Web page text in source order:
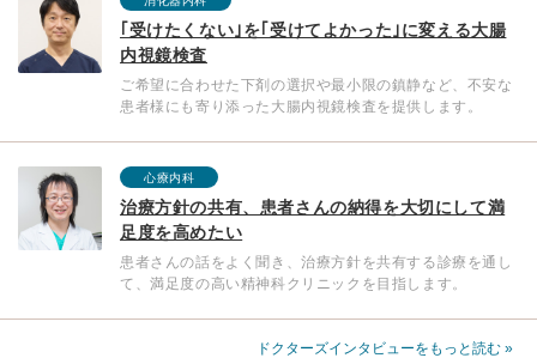
｢受けたくない｣を｢受けてよかった｣に変える大腸
内視鏡検査
ご希望に合わせた下剤の選択や最小限の鎮静など、不安な
患者様にも寄り添った大腸内視鏡検査を提供します。
心療内科
治療方針の共有、患者さんの納得を大切にして満
足度を高めたい
患者さんの話をよく聞き、治療方針を共有する診療を通し
て、満足度の高い精神科クリニックを目指します。
ドクターズインタビューをもっと読む »